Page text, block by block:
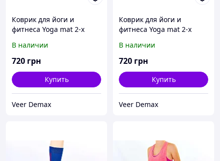
Коврик для йоги и
фитнеса Yoga mat 2-х
mm ( 1.83*0.61*3mm)
В наличии
720 грн
Купить
Veer Demax
Коврик для йоги и
фитнеса Yoga mat 2-х
mm ( 1.83*0.61*3mm)
В наличии
720 грн
Купить
Veer Demax